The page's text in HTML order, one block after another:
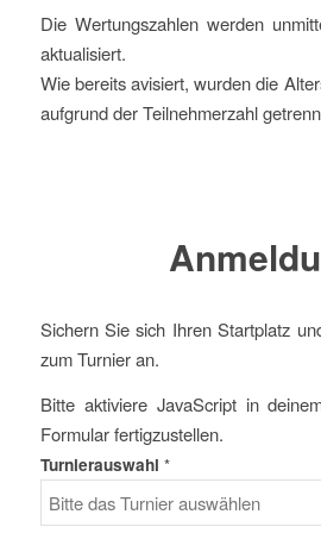
Die Wertungszahlen werden
aktualisiert.
Wie bereits avisiert, wurden die
aufgrund der Teilnehmerzahl
Sichern Sie sich Ihren Startplatz
zum Turnier an.
Bitte aktiviere JavaScript in
Formular fertigzustellen.
Spielstärke
Fragen
Ihre
Turnierauswahl *